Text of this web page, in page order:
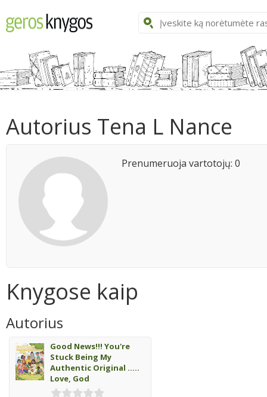
Autorius Tena L Nance
Prenumeruoja vartotojų: 0
Knygose kaip
Autorius
Good News!!! You're
Stuck Being My
Authentic Original .....
Love, God